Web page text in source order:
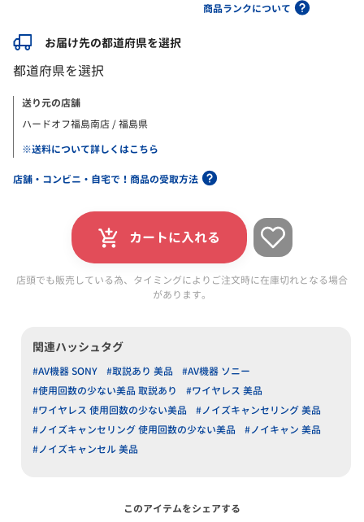
商品ランクについて
お届け先の都道府県を選択
送り元の店舗
ハードオフ福島南店 / 福島県
※送料について詳しくはこちら
店舗・コンビニ・自宅で！商品の受取方法
カートに入れる
店頭でも販売している為、タイミングによりご注文時に在庫切れとなる場合
があります。
関連ハッシュタグ
#AV機器 SONY #取説あり 美品
#AV機器 ソニー
#使用回数の少ない美品 取説あり
#ワイヤレス 美品
#ワイヤレス 使用回数の少ない美品
#ノイズキャンセリング 美品
#ノイズキャンセリング 使用回数の少ない美品
#ノイキャン 美品
#ノイズキャンセル 美品
このアイテムをシェアする